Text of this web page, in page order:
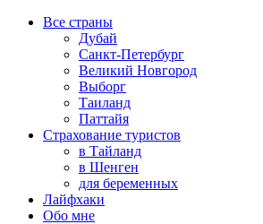
Все страны
Дубай
Санкт-Петербург
Великий Новгород
Выборг
Таиланд
Паттайя
Страхование туристов
в Тайланд
в Шенген
для беременных
Лайфхаки
Обо мне